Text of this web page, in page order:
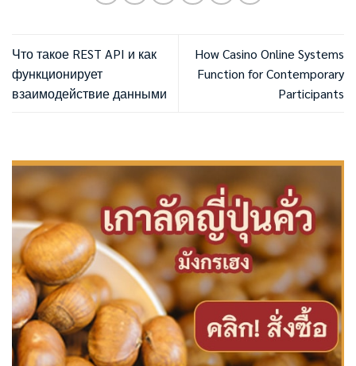
Что такое REST API и как
функционирует
взаимодействие данными
How Casino Online Systems
Function for Contemporary
Participants